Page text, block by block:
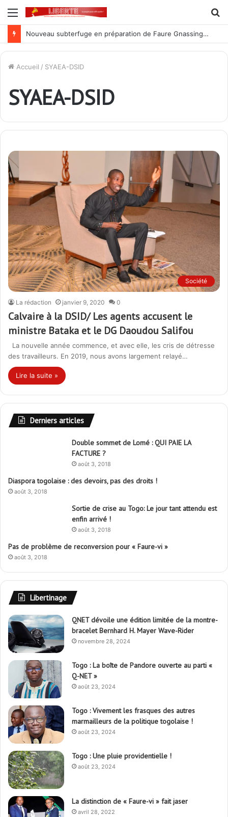
Menu
Nouveau subterfuge en préparation de Faure Gnassingbé pour ne jamais partir ; les Togolais disent non et sont vent debout
Accueil / SYAEA-DSID
SYAEA-DSID
Société
La rédaction janvier 9, 2020 0
Calvaire à la DSID/ Les agents accusent le
ministre Bataka et le DG Daoudou Salifou
La nouvelle année commence, et avec elle, les cris de détresse
des travailleurs. En 2019, nous avons largement relayé…
Lire la suite »
Derniers articles
Double sommet de Lomé : QUI PAIE LA
FACTURE ?
août 3, 2018
Diaspora togolaise : des devoirs, pas des droits !
août 3, 2018
Sortie de crise au Togo: Le jour tant attendu est
enfin arrivé !
août 3, 2018
Pas de problème de reconversion pour « Faure-vi »
août 3, 2018
Libertinage
QNET dévoile une édition limitée de la montre-
bracelet Bernhard H. Mayer Wave-Rider
novembre 28, 2024
Togo : La boîte de Pandore ouverte au parti «
Q-NET »
août 23, 2024
Togo : Vivement les frasques des autres
marmailleurs de la politique togolaise !
août 23, 2024
Togo : Une pluie providentielle !
août 23, 2024
La distinction de « Faure-vi » fait jaser
avril 28, 2022